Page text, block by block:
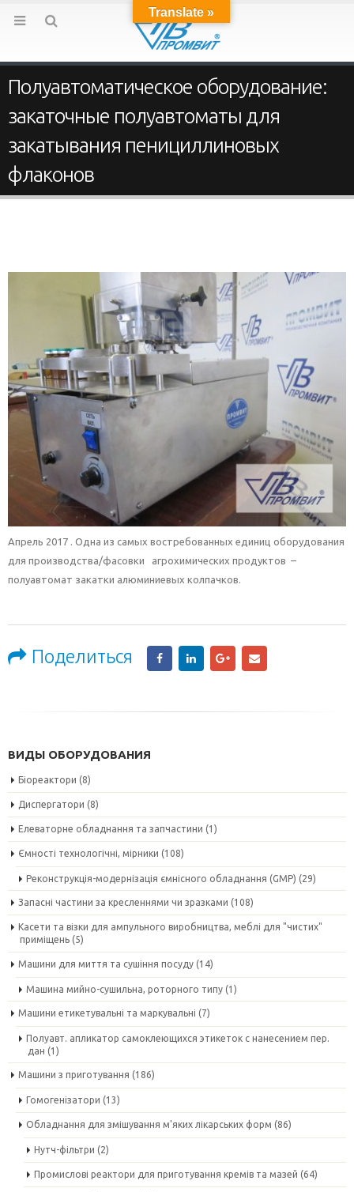
Полуавтоматическое оборудование:
закаточные полуавтоматы для
закатывания пенициллиновых
флаконов
Апрель 2017 . Одна из самых востребованных единиц оборудования
для производства/фасовки агрохимических продуктов –
полуавтомат закатки алюминиевых колпачков.
Поделиться
ВИДЫ ОБОРУДОВАНИЯ
Біореактори (8)
Диспергатори (8)
Елеваторне обладнання та запчастини (1)
Ємності технологічні, мірники (108)
Реконструкція-модернізація ємнісного обладнання (GMP) (29)
Запасні частини за кресленнями чи зразками (108)
Касети та візки для ампульного виробництва, меблі для "чистих"
приміщень (5)
Машини для миття та сушіння посуду (14)
Машина мийно-сушильна, роторного типу (1)
Машини етикетувальні та маркувальні (7)
Полуавт. апликатор самоклеющихся этикеток с нанесением пер.
дан (1)
Машини з приготування (186)
Гомогенізатори (13)
Обладнання для змішування м'яких лікарських форм (86)
Нутч-фільтри (2)
Промислові реактори для приготування кремів та мазей (64)
Translate »